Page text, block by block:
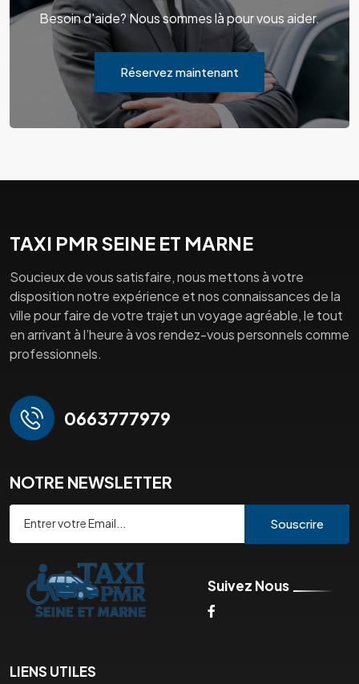
Besoin d'aide? Nous sommes là pour vous aider.
Réservez maintenant
TAXI PMR SEINE ET MARNE
Soucieux de vous satisfaire, nous mettons à votre
disposition notre expérience et nos connaissances de la
ville pour faire de votre trajet un voyage agréable, le tout
en arrivant à l’heure à vos rendez-vous personnels comme
professionnels.
0663777979
NOTRE NEWSLETTER
Souscrire
Suivez Nous
LIENS UTILES